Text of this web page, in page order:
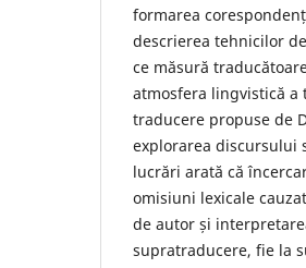
formarea
descrierea tehnicilor
ce măsură
atmosfera lingvistică a
traducere propuse de
explorarea discursului
lucrări arată că
omisiuni lexicale
de autor și
supratraducere, fie la